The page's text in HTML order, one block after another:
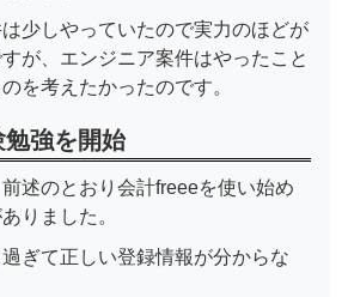
少しやっていたので実力のほどが
が、エンジニア案件はやったこと
を考えたかったのです。
強を開始
述のとおり会計freeeを使い始め
りました。
ぎて正しい登録情報が分からな